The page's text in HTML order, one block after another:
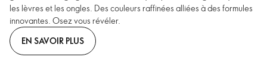
les lèvres et les ongles. Des couleurs raffinées alliées à des formules
innovantes. Osez vous révéler.
EN SAVOIR PLUS